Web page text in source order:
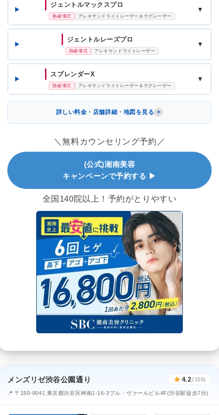
ジェントルマックスプロ
熱破壊式 アレキサンドライトレーザー＆ヤグレーザー
▼
ジェントルレーズプロ
熱破壊式 アレキサンドライトレーザー
▼
スプレンダーX
熱破壊式 アレキサンドライトレーザー＆ヤグレーザー
▼
詳しい料金・店舗詳細・地図を見る
＼無料カウンセリング予約／
(公式)湘南美容
キャンペーンで予約する ▶
全国140院以上！予約がとりやすい
メンズリゼ渋谷公園通り ★ 4.2(156)
📍 〒150-0041 東京都渋谷区神南1-16-3ブル・ヴァールビル4F(渋谷駅徒歩7分)